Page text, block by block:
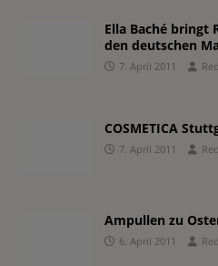
Ella Baché bringt
den deutschen
7. April 2011
COSMETICA
7. April 2011
Ampullen zu
6. April 2011